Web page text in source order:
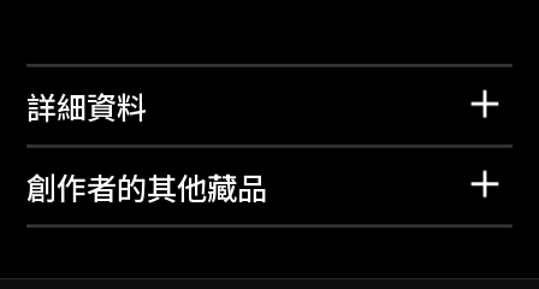
詳細資料
創作者的其他藏品